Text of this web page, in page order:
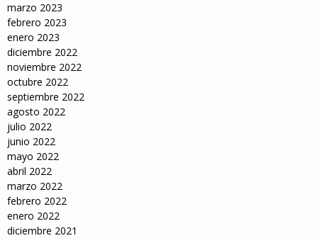
marzo 2023
febrero 2023
enero 2023
diciembre 2022
noviembre 2022
octubre 2022
septiembre 2022
agosto 2022
julio 2022
junio 2022
mayo 2022
abril 2022
marzo 2022
febrero 2022
enero 2022
diciembre 2021